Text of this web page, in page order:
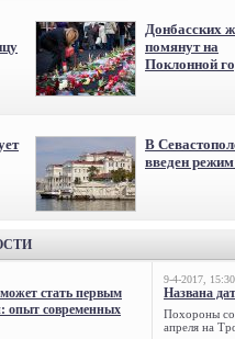
Донбасских
помянут на
Поклонной
В
введен
стать первым
опыт современных
9-4-2017, 15:30
Названа
Похороны
апреля на